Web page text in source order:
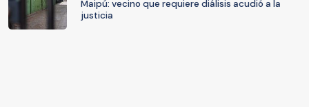
Maipú: vecino que requiere diálisis acudió a la
justicia